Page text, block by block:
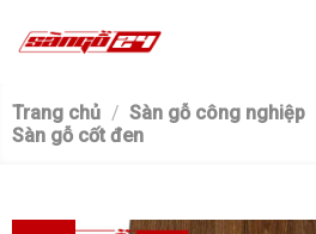
Trang chủ / Sàn gỗ công nghiệp
Sàn gỗ cốt đen